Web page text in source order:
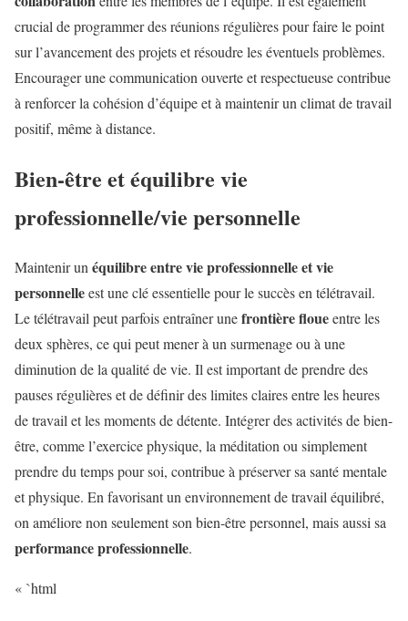
crucial de programmer des réunions régulières pour faire le point
sur l’avancement des projets et résoudre les éventuels problèmes.
Encourager une communication ouverte et respectueuse contribue
à renforcer la cohésion d’équipe et à maintenir un climat de travail
positif, même à distance.
Bien-être et équilibre vie
professionnelle/vie personnelle
Maintenir un équilibre entre vie professionnelle et vie
personnelleest une clé essentielle pour le succès en télétravail.
Le télétravail peut parfois entraîner unefrontière floueentre les
deux sphères, ce qui peut mener à un surmenage ou à une
diminution de la qualité de vie. Il est important de prendre des
pauses régulières et de définir des limites claires entre les heures
de travail et les moments de détente. Intégrer des activités de bien-
être, comme l’exercice physique, la méditation ou simplement
prendre du temps pour soi, contribue à préserver sa santé mentale
et physique. En favorisant un environnement de travail équilibré,
on améliore non seulement son bien-être personnel, mais aussi sa
performance professionnelle.
« `html